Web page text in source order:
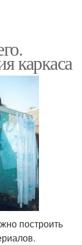
каркаса
построить